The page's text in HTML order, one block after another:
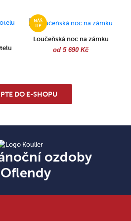
Loučeňská noc na zámku
od 5 690 Kč
DO E-SHOPU
ozdoby